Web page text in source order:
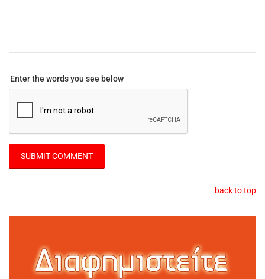
Enter the words you see below
back to top